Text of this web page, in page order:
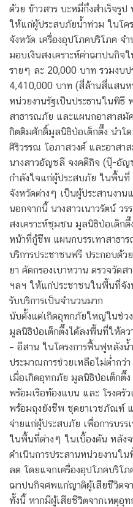
ด้วย ข้าวสาร บะหมี่กึ่งสำเร็จรู
ให้แก่ผู้ประสบภัยน้ำท่วม ในโค
จังหวัด เครื่องอุปโภคบริโภค จ
มอบเงินสงเคราะห์ค่าฌาปนกิจ
รายๆ ละ 20,000 บาท รวมงบ
4,410,000 บาท (สี่ล้านสี่แสน
หน่วยงานรัฐเป็นประธานในพิธี
สาธารณภัย และแผนกอาสาสมั
กิตติมศักดิ์มูลนิธิป่อเต็กตึ๊ง นำโ
ศิริวรรณ โอภาสวงศ์ และอาสา
นางสาวอัญชลี จงคดีกิจ (ปุ๊-อั
กำลังใจแก่ผู้ประสบภัย ในพื้น
จังหวัดต่างๆ เป็นผู้ประสานงาน
นอกจากนี้ นางสาวเนาวรัตน์
สงเคราะห์ชุมชน มูลนิธิป่อเต็ก
หน้าที่กู้ชีพ แผนกบรรเทาสาธ
บริการประชาชนฟรี ประกอบด้ว
ยา คัดกรองเบาหวาน ตรวจวัด
ฯลฯ ให้แก่ประชาชนในพื้นที่จัง
รับบริการเป็นจำนวนมาก
นับตั้งแต่เกิดอุทกภัยใหญ่ในช่ว
มูลนิธิป่อเต็กตึ๊งได้ลงพื้นที่ให้ค
– อีสาน ในโครงการฟื้นฟูหลัง
ประมาณการช่วยเหลือไม่ต่ำกว่
เมื่อเกิดอุทกภัย มูลนิธิป่อเต็กตึ๊
พร้อมเรือท้องแบน และ โรงครั
พร้อมถุงยังชีพ ชุดยาเวชภัณฑ์
จ่ายแก่ผู้ประสบภัย เพื่อการบร
ในพื้นที่ต่างๆ ในเบื้องต้น หลังจ
ดำเนินการประสานหน่วยงานใ
ลด โดยแจกเครื่องอุปโภคบริโภ
ฌาปนกิจศพแก่ญาติผู้เสียชีวิตจ
ทั้งนี้ หากมีผู้เสียชีวิตจากเหตุอุ